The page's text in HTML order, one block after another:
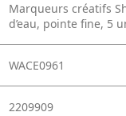
Marqueurs créatifs
d’eau, pointe fine, 5
WACE0961
2209909